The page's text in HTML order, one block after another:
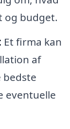
og budget.
Et firma kan
af
bedste
eventuelle